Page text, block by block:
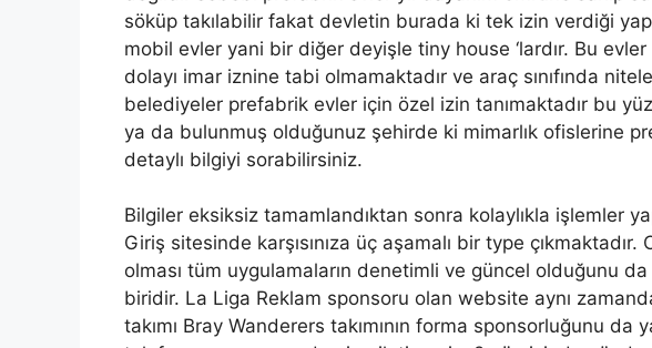
söküp takılabilir fakat devletin burada ki tek izin verdiği
mobil evler yani bir diğer deyişle tiny house ‘lardır. Bu
dolayı imar iznine tabi olmamaktadır ve araç sınıfında
belediyeler prefabrik evler için özel izin tanımaktadır bu
ya da bulunmuş olduğunuz şehirde ki mimarlık ofislerine
detaylı bilgiyi sorabilirsiniz.
Bilgiler eksiksiz tamamlandıktan sonra kolaylıkla işlemler
Giriş sitesinde karşısınıza üç aşamalı bir type çıkmaktadır.
olması tüm uygulamaların denetimli ve güncel olduğunu
biridir. La Liga Reklam sponsoru olan website aynı
takımı Bray Wanderers takımının forma sponsorluğunu da